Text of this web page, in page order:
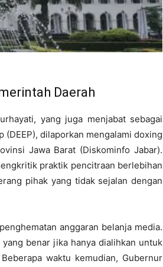
Daerah
yang juga menjabat sebagai
dilaporkan mengalami doxing
Jawa Barat (Diskominfo Jabar).
praktik pencitraan berlebihan
pihak yang tidak sejalan dengan
anggaran belanja media.
benar jika hanya dialihkan untuk
waktu kemudian, Gubernur